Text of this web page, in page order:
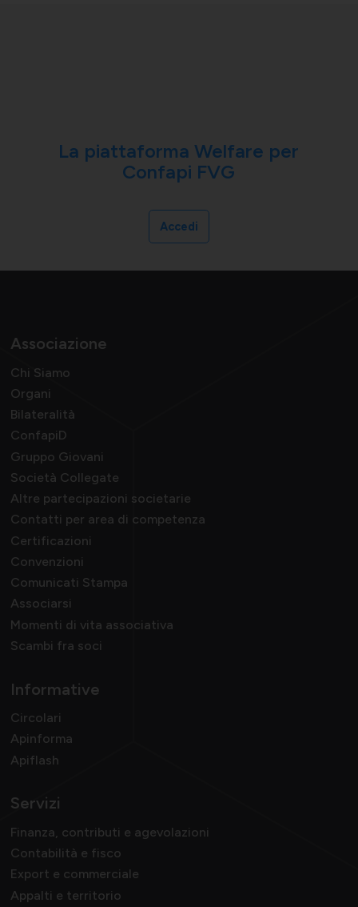
La piattaformaWelfare per
Confapi FVG
Accedi
Associazione
Chi Siamo
Organi
Bilateralità
ConfapiD
Gruppo Giovani
Società Collegate
Altre partecipazioni societarie
Contatti per area di competenza
Certificazioni
Convenzioni
Comunicati Stampa
Associarsi
Momenti di vita associativa
Scambi fra soci
Informative
Circolari
Apinforma
Apiflash
Servizi
Finanza, contributi e agevolazioni
Contabilità e fisco
Export e commerciale
Appalti e territorio